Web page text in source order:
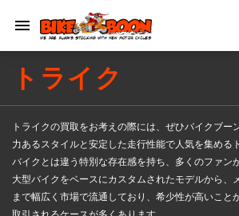
トライク
トライクの買取をお考えの際には、ぜひバイクブー
力あるスタイルと安定した走行性能で人気を集める
バイクとは違う特別な存在感を持ち、多くのファン
大型バイクをベースにカスタムされたモデルから、
まで幅広く市場で流通しており、希少性が高いこと